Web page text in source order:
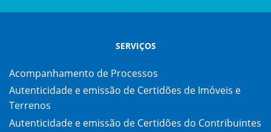
SERVIÇOS
Acompanhamento de Processos
Autenticidade e emissão de Certidões de Imóveis e
Terrenos
Autenticidade e emissão de Certidões do Contribuintes